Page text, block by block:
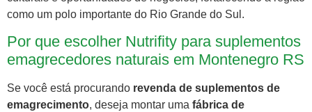
como um polo importante do Rio Grande do Sul.
Por que escolher Nutrifity para suplementos
emagrecedores naturais em Montenegro RS
Se você está procurando revenda de suplementos de
emagrecimento, deseja montar uma fábrica de